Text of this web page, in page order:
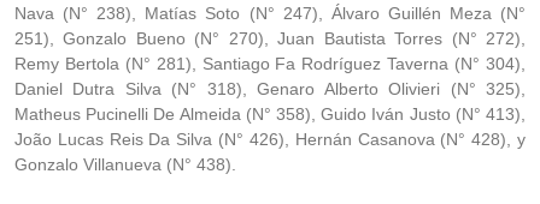
Nava (N° 238), Matías Soto (N° 247), Álvaro Guillén Meza (N°
251), Gonzalo Bueno (N° 270), Juan Bautista Torres (N° 272),
Remy Bertola (N° 281), Santiago Fa Rodríguez Taverna (N° 304),
Daniel Dutra Silva (N° 318), Genaro Alberto Olivieri (N° 325),
Matheus Pucinelli De Almeida (N° 358), Guido Iván Justo (N° 413),
João Lucas Reis Da Silva (N° 426), Hernán Casanova (N° 428), y
Gonzalo Villanueva (N° 438).